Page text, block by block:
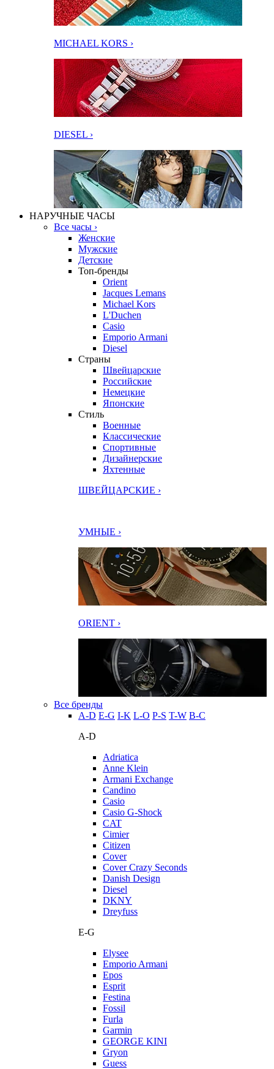
MICHAEL KORS ›
DIESEL ›
НАРУЧНЫЕ ЧАСЫ
Все часы ›
Женские
Мужские
Детские
Топ-бренды
Orient
Jacques Lemans
Michael Kors
L'Duchen
Casio
Emporio Armani
Diesel
Страны
Швейцарские
Российские
Немецкие
Японские
Стиль
Военные
Классические
Спортивные
Дизайнерские
Яхтенные
ШВЕЙЦАРСКИЕ ›
УМНЫЕ ›
ORIENT ›
Все бренды
A-D E-G I-K L-O P-S T-W В-С
A-D
Adriatica
Anne Klein
Armani Exchange
Candino
Casio
Casio G-Shock
CAT
Cimier
Citizen
Cover
Cover Crazy Seconds
Danish Design
Diesel
DKNY
Dreyfuss
E-G
Elysee
Emporio Armani
Epos
Esprit
Festina
Fossil
Furla
Garmin
GEORGE KINI
Gryon
Guess